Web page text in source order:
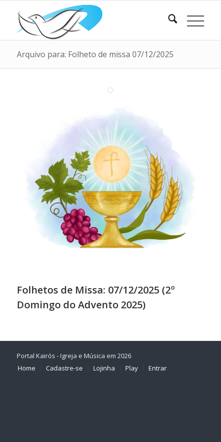
Arquivo para: Folheto de missa 07/12/2025
Folhetos de Missa: 07/12/2025 (2º
Domingo do Advento 2025)
Portal Kairós - Igreja e Música em 2026
Home
Cadastre-se Lojinha Play Entrar